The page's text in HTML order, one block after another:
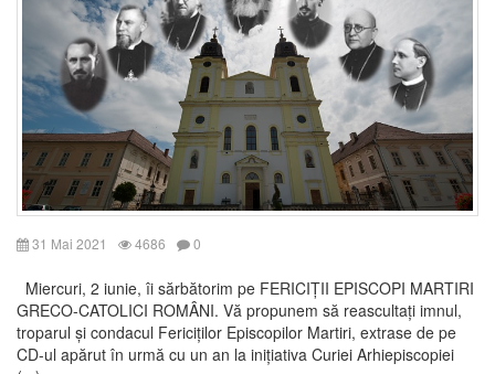
31 Mai 2021 4686 0
Miercuri, 2 iunie, îi sărbătorim pe FERICIȚII EPISCOPI MARTIRI
GRECO-CATOLICI ROMÂNI. Vă propunem să reascultați imnul,
troparul și condacul Fericiților Episcopilor Martiri, extrase de pe
CD-ul apărut în urmă cu un an la inițiativa Curiei Arhiepiscopiei